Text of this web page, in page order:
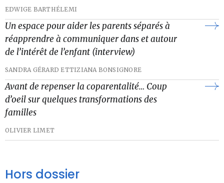
EDWIGE BARTHÉLEMI
Un espace pour aider les parents séparés à
réapprendre à communiquer dans et autour
de l’intérêt de l’enfant (interview)
SANDRA GÉRARD ETTIZIANA BONSIGNORE
Avant de repenser la coparentalité… Coup
d’oeil sur quelques transformations des
familles
OLIVIER LIMET
Hors dossier